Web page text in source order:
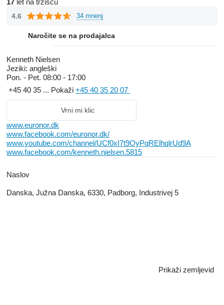
17 let na tržišču
4.6 34 mnenj
Naročite se na prodajalca
Kenneth Nielsen
Jeziki: angleški
Pon. - Pet. 08:00 - 17:00
+45 40 35 ... Pokaži +45 40 35 20 07
Vrni mi klic
www.euronor.dk
www.facebook.com/euronor.dk/
www.youtube.com/channel/UCf0xI7t9OyPqRElhqlrUd9A
www.facebook.com/kenneth.nielsen.5815
Naslov
Danska, Južna Danska, 6330, Padborg, Industrivej 5
Prikaži zemljevid